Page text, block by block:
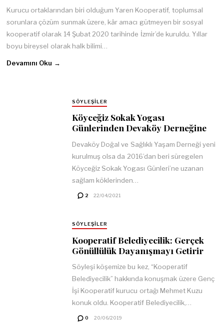
Kurucu ortaklarından biri olduğum Yaren Kooperatif, toplumsal
sorunlara çözüm sunmak üzere, kâr amacı gütmeyen bir sosyal
kooperatif olarak 14 Şubat 2020 tarihinde İzmir’de kuruldu. Yıllar
boyu bireysel olarak halk bilimi…
Devamını Oku →
SÖYLEŞILER
Köyceğiz Sokak Yogası
Günlerinden Devaköy Derneğine
Devaköy Doğal ve Sağlıklı Yaşam Derneği yeni
kurulmuş olsa da 2016’dan beri süregelen
Köyceğiz Sokak Yogası Günleri’ne uzanan
sağlam köklerinden…
2 22/04/2021
SÖYLEŞILER
Kooperatif Belediyecilik: Gerçek
Gönüllülük Dayanışmayı Getirir
Söyleşi köşemize bu kez, “Kooperatif
Belediyecilik” hakkında konuşmak üzere Genç
İşi Kooperatif kurucu ortağı Mehmet Kuzu
konuk oldu. Kooperatif Belediyecilik,…
0 20/06/2019